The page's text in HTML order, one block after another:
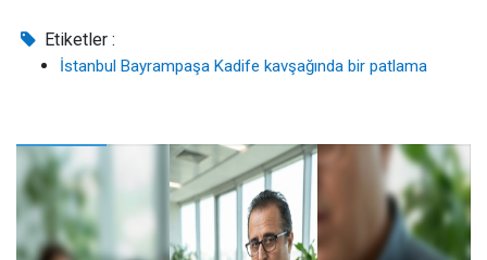
Etiketler :
İstanbul Bayrampaşa Kadife kavşağında bir patlama